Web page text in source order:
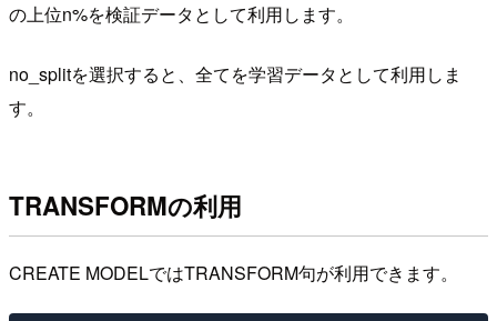
の上位n%を検証データとして利用します。
no_splitを選択すると、全てを学習データとして利用しま
す。
TRANSFORMの利用
CREATE MODELではTRANSFORM句が利用できます。